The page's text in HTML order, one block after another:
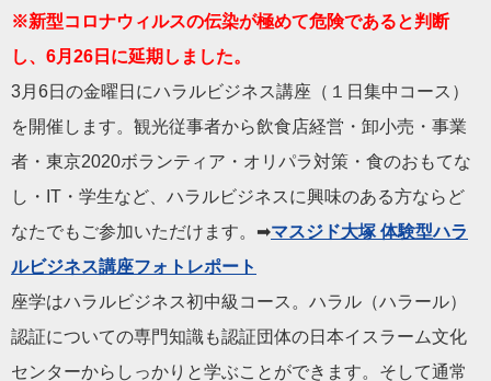
※新型コロナウィルスの伝染が極めて危険であると判断
し、6月26日に延期しました。
3月6日の金曜日にハラルビジネス講座（１日集中コース）
を開催します。観光従事者から飲食店経営・卸小売・事業
者・東京2020ボランティア・オリパラ対策・食のおもてな
し・IT・学生など、ハラルビジネスに興味のある方ならど
なたでもご参加いただけます。➡マスジド大塚 体験型ハラ
ルビジネス講座フォトレポート
座学はハラルビジネス初中級コース。ハラル（ハラール）
認証についての専門知識も認証団体の日本イスラーム文化
センターからしっかりと学ぶことができます。そして通常